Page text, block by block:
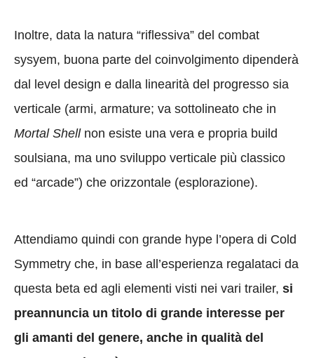
Inoltre, data la natura “riflessiva” del combat
sysyem, buona parte del coinvolgimento dipenderà
dal level design e dalla linearità del progresso sia
verticale (armi, armature; va sottolineato che in
Mortal Shellnon esiste una vera e propria build
soulsiana, ma uno sviluppo verticale più classico
ed “arcade”) che orizzontale (esplorazione).
Attendiamo quindi con grande hype l’opera di Cold
Symmetry che, in base all’esperienza regalataci da
questa beta ed agli elementi visti nei vari trailer, si
preannuncia un titolo di grande interesse per
gli amanti del genere, anche in qualità del